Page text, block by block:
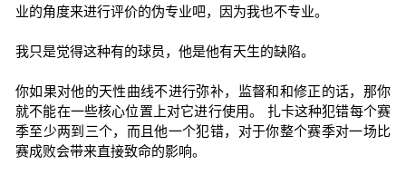
业的角度来进行评价的伪专业吧，因为我也不专业。
我只是觉得这种有的球员，他是他有天生的缺陷。
你如果对他的天性曲线不进行弥补，监督和和修正的话，那你
就不能在一些核心位置上对它进行使用。 扎卡这种犯错每个赛
季至少两到三个，而且他一个犯错，对于你整个赛季对一场比
赛成败会带来直接致命的影响。